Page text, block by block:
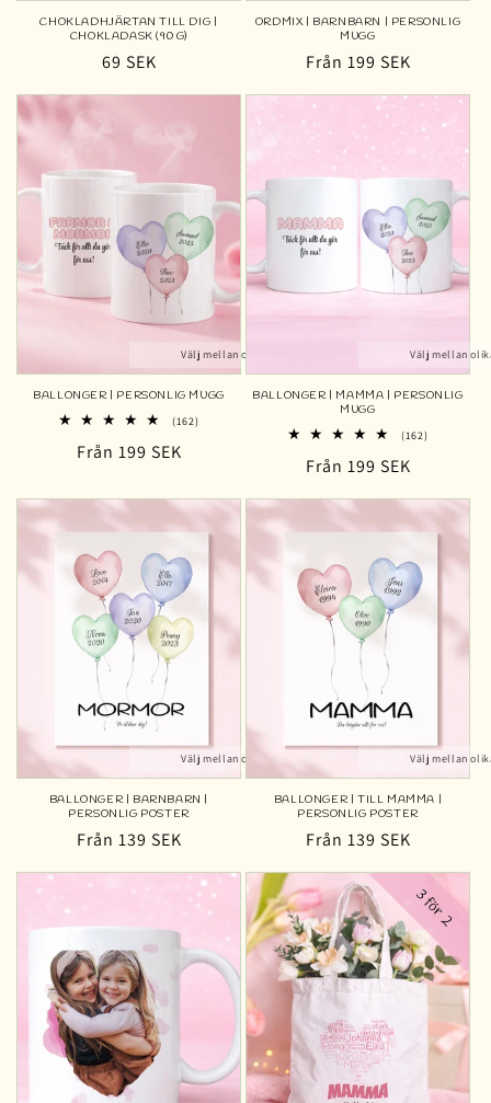
CHOKLADHJÄRTAN TILL DIG |
CHOKLADASK (90 G)
Ordinarie
69 SEK
ORDMIX | BARNBARN | PERSONLIG
MUGG
Ordinarie
Från 199 SEK
Välj mellan olika färger
BALLONGER | PERSONLIG MUGG
(162)162
Ordinarie
Från 199 SEK
Välj mellan
BALLONGER | MAMMA | PERSONLIG
MUGG
(162)162
Ordinarie
Från 199 SEK
Välj mellan olika färger
BALLONGER | BARNBARN |
PERSONLIG POSTER
Ordinarie
Från 139 SEK
Välj mellan
BALLONGER | TILL MAMMA |
PERSONLIG POSTER
Ordinarie
Från 139 SEK
3 för 2